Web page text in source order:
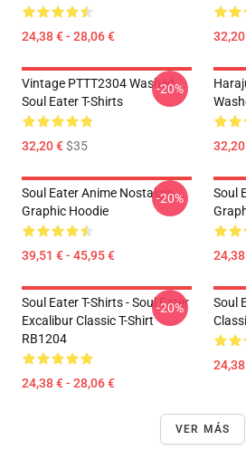
24,38 € - 28,06 €
Vintage PTTT2304 Washed
Soul Eater T-Shirts
32,20 €$35
-20%
Soul Eater Anime Nostalgia
Graphic Hoodie
39,51 € - 45,95 €
-20%
Soul
Soul Eater T-Shirts - Soul Eater
Excalibur Classic T-Shirt
RB1204
24,38 € - 28,06 €
-20%
Soul
VER MÁS